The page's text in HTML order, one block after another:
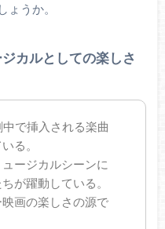
ょうか。
カルとしての楽しさ
で挿入される楽曲
る。
ージカルシーンに
が躍動している。
画の楽しさの源で